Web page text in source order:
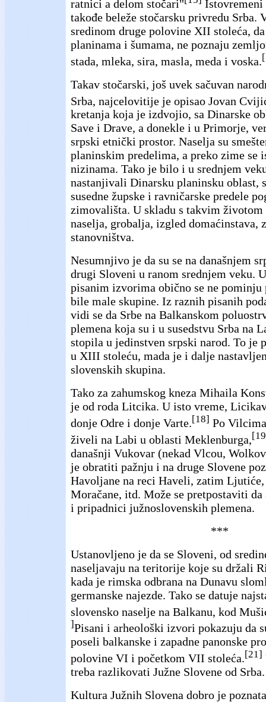
ratnici a delom stočari"
takođe beleže stočarsku privredu Srba.
sredinom druge polovine XII stoleća,
planinama i šumama, ne poznaju
stada, mleka, sira, masla, meda i voska.
Takav stočarski, još uvek sačuvan
Srba, najcelovitije je opisao Jovan
kretanja koja je izdvojio, sa Dinarske
Save i Drave, a donekle i u Primorje,
srpski etnički prostor. Naselja su
planinskim predelima, a preko zime se
nizinama. Tako je bilo i u srednjem
nastanjivali Dinarsku planinsku oblast,
susedne župske i ravničarske predele
zimovališta. U skladu s takvim
naselja, grobalja, izgled domaćinstava,
stanovništva.
Nesumnjivo je da su se na današnjem
drugi Sloveni u ranom srednjem veku.
pisanim izvorima obično se ne pominju
bile male skupine. Iz raznih pisanih
vidi se da Srbe na Balkanskom
plemena koja su i u susedstvu Srba na
stopila u jedinstven srpski narod. To je
u XIII stoleću, mada je i dalje
slovenskih skupina.
Tako za zahumskog kneza Mihaila
je od roda Litcika. U isto vreme,
donje Odre i donje Varte.[18] Po
živeli na Labi u oblasti Meklenburga,
današnji Vukovar (nekad Vlcou,
je obratiti pažnju i na druge Slovene
Havoljane na reci Haveli, zatim
Moračane, itd. Može se pretpostaviti
i pripadnici južnoslovenskih plemena.
***
Ustanovljeno je da se Sloveni, od
naseljavaju na teritorije koje su držali
kada je rimska odbrana na Dunavu
germanske najezde. Tako se datuje
slovensko naselje na Balkanu, kod
]Pisani i arheološki izvori pokazuju da
poseli balkanske i zapadne panonske
polovine VI i početkom VII stoleća.[21]
treba razlikovati Južne Slovene od Srba.
Kultura Južnih Slovena dobro je